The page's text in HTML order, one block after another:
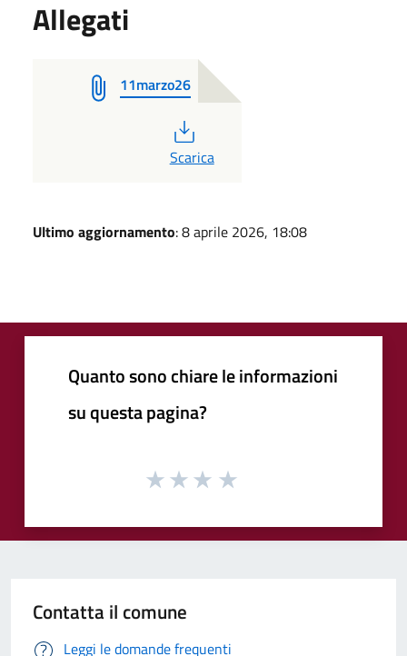
Allegati
11marzo26
PDF
Scarica
Ultimo aggiornamento: 8 aprile 2026, 18:08
Quanto sono chiare le informazioni
su questa pagina?
Contatta il comune
Leggi le domande frequenti